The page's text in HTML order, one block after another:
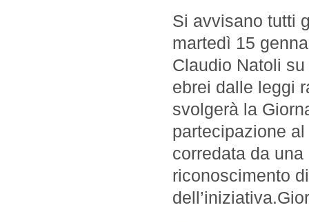
Si avvisano tutti
martedì 15
Claudio Natoli
ebrei dalle leggi
svolgerà la
partecipazione
corredata da
riconoscimento